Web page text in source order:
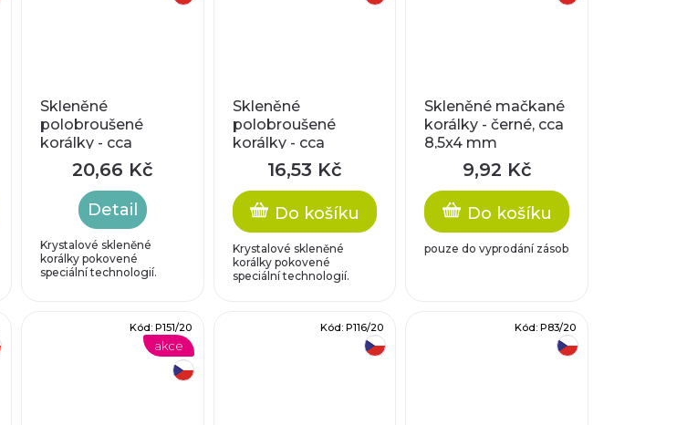
Skleněné
polobroušené
korálky - cca
10x9mm,barevné
puntíky20,66 Kč
Detail
Krystalové skleněné
korálky pokovené
speciální technologií.
Skleněné
polobroušené
korálky - cca
10x9mm, puntíky
16,53 Kč
Do košíku
Krystalové skleněné
korálky pokovené
speciální technologií.
Skleněné mačkané
korálky - černé, cca
8,5x4 mm
9,92 Kč
Do košíku
pouze do vyprodání zásob
akce
Kód: P151/20 Kód:P116/20 Kód: P83/20